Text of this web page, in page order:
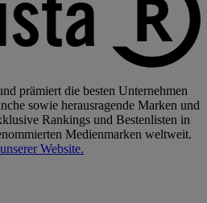
prämiert die besten Unternehmen
sowie herausragende Marken und
Rankings und Bestenlisten in
Medienmarken weltweit.
Website.